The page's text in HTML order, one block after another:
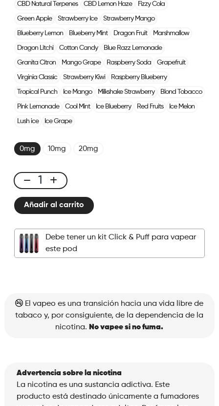
CBD Natural Terpenes CBD Lemon Haze Fizzy Cola
Green Apple Strawberry Ice Strawberry Mango
Blueberry Lemon Blueberry Mint Dragon Fruit Marshmallow
Dragon Litchi Cotton Candy Blue Razz Lemonade
Granita Citron Mango Grape Raspberry Soda Grapefruit
Virginia Classic Strawberry Kiwi Raspberry Blueberry
Tropical Punch Ice Mango Milkshake Strawberry Blond Tobacco
Pink Lemonade Cool Mint Ice Blueberry Red Fruits Ice Melon
Lush ice Ice Grape
0mg 10mg 20mg
Click
&
Puff
Pod
Cherry
Añadir al carrito
Debe tener un kit Click & Puff para vapear
este pod
El vapeo es una transición hacia una vida libre de
tabaco y, por consiguiente, de la dependencia de la
nicotina. No vapee si no fuma.
Advertencia sobre la nicotina
La nicotina es una sustancia adictiva. Este
producto está destinado únicamente a fumadores